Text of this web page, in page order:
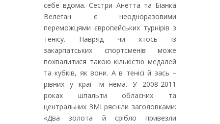
себе вдома. Сестри Анетта та Біанка
Велеган є неодноразовими
переможцями європейських турнірів з
тенісу. Навряд чи хтось із
закарпатських спортсменів може
похвалитися такою кількістю медалей
та кубків, як вони. А в тенісі й зась –
рівних у краї їм нема. У 2008-2011
роках шпальти обласних та
центральних ЗМІ рясніли заголовками:
«Два золота й срібло привезли